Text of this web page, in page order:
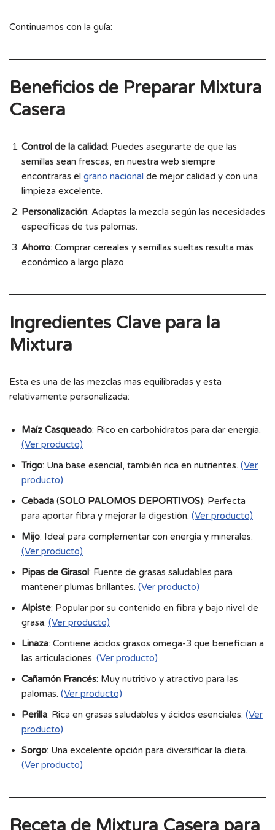
Continuamos con la guía:
Beneficios de Preparar Mixtura
Casera
Control de la calidad: Puedes asegurarte de que las
semillas sean frescas, en nuestra web siempre
encontraras el grano nacional de mejor calidad y con una
limpieza excelente.
Personalización: Adaptas la mezcla según las necesidades
específicas de tus palomas.
Ahorro: Comprar cereales y semillas sueltas resulta más
económico a largo plazo.
Ingredientes Clave para la
Mixtura
Esta es una de las mezclas mas equilibradas y esta
relativamente personalizada:
Maíz Casqueado: Rico en carbohidratos para dar energía.
(Ver producto)
Trigo: Una base esencial, también rica en nutrientes. (Ver
producto)
Cebada (SOLO PALOMOS DEPORTIVOS): Perfecta
para aportar fibra y mejorar la digestión. (Ver producto)
Mijo: Ideal para complementar con energía y minerales.
(Ver producto)
Pipas de Girasol: Fuente de grasas saludables para
mantener plumas brillantes. (Ver producto)
Alpiste: Popular por su contenido en fibra y bajo nivel de
grasa. (Ver producto)
Linaza: Contiene ácidos grasos omega-3 que benefician a
las articulaciones. (Ver producto)
Cañamón Francés: Muy nutritivo y atractivo para las
palomas. (Ver producto)
Perilla: Rica en grasas saludables y ácidos esenciales. (Ver
producto)
Sorgo: Una excelente opción para diversificar la dieta.
(Ver producto)
Receta de Mixtura Casera para